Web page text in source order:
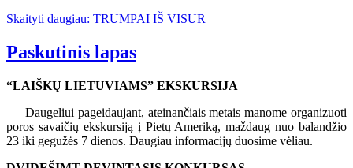
Skaityti daugiau: TRUMPAI IŠ VISUR
Paskutinis lapas
“LAIŠKŲ LIETUVIAMS” EKSKURSIJA
Daugeliui pageidaujant, ateinančiais metais manome organizuoti
poros savaičių ekskursiją į Pietų Ameriką, maždaug nuo balandžio
23 iki gegužės 7 dienos. Daugiau informacijų duosime vėliau.